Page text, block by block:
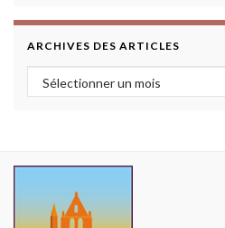
ARCHIVES DES ARTICLES
Archives des articles